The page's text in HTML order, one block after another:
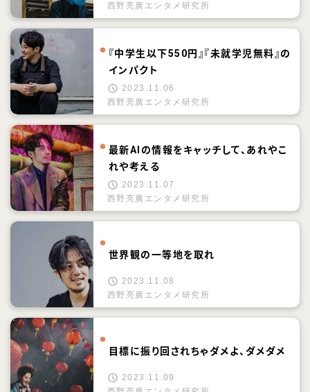
西野亮廣エンタメ研究所
『中学生以下550円』『未就学児無料』の
インパクト
2023.11.06
西野亮廣エンタメ研究所
最新AIの情報をキャッチして、あれやこ
れや考える
2023.11.07
西野亮廣エンタメ研究所
世界観の一等地を取れ
2023.11.08
西野亮廣エンタメ研究所
目標に振り回されちゃダメよ、ダメダメ
2023.11.09